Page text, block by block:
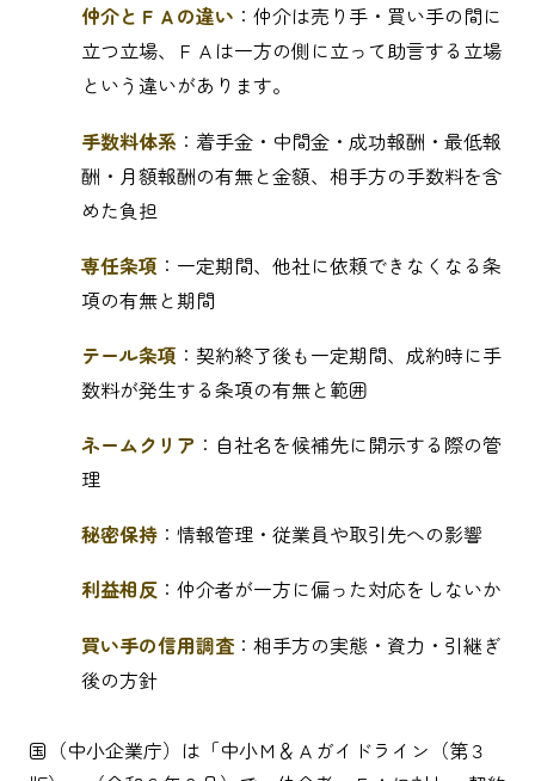
仲介とＦＡの違い ：仲介は売り手・買い手の間に
立つ立場、ＦＡは一方の側に立って助言する立場
という違いがあります。
手数料体系 ：着手金・中間金・成功報酬・最低報
酬・月額報酬の有無と金額、相手方の手数料を含
めた負担
専任条項 ：一定期間、他社に依頼できなくなる条
項の有無と期間
テール条項 ：契約終了後も一定期間、成約時に手
数料が発生する条項の有無と範囲
ネームクリア ：自社名を候補先に開示する際の管
理
秘密保持 ：情報管理・従業員や取引先への影響
利益相反 ：仲介者が一方に偏った対応をしないか
買い手の信用調査 ：相手方の実態・資力・引継ぎ
後の方針
国（中小企業庁）は「中小Ｍ＆Ａガイドライン（第３